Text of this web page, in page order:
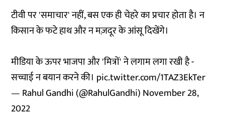
टीवी पर 'समाचार' नहीं, बस एक ही चेहरे का प्रचार होता है। न
किसान के फटे हाथ और न मज़दूर के आंसू दिखेंगे।
मीडिया के ऊपर भाजपा और 'मित्रों' ने लगाम लगा रखी है -
सच्चाई न बयान करने की। pic.twitter.com/1TAZ3EkTer
— Rahul Gandhi (@RahulGandhi)November 28,
2022